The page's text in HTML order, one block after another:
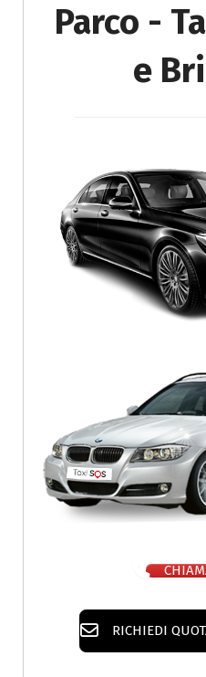
Parco -
e
RICHIEDI